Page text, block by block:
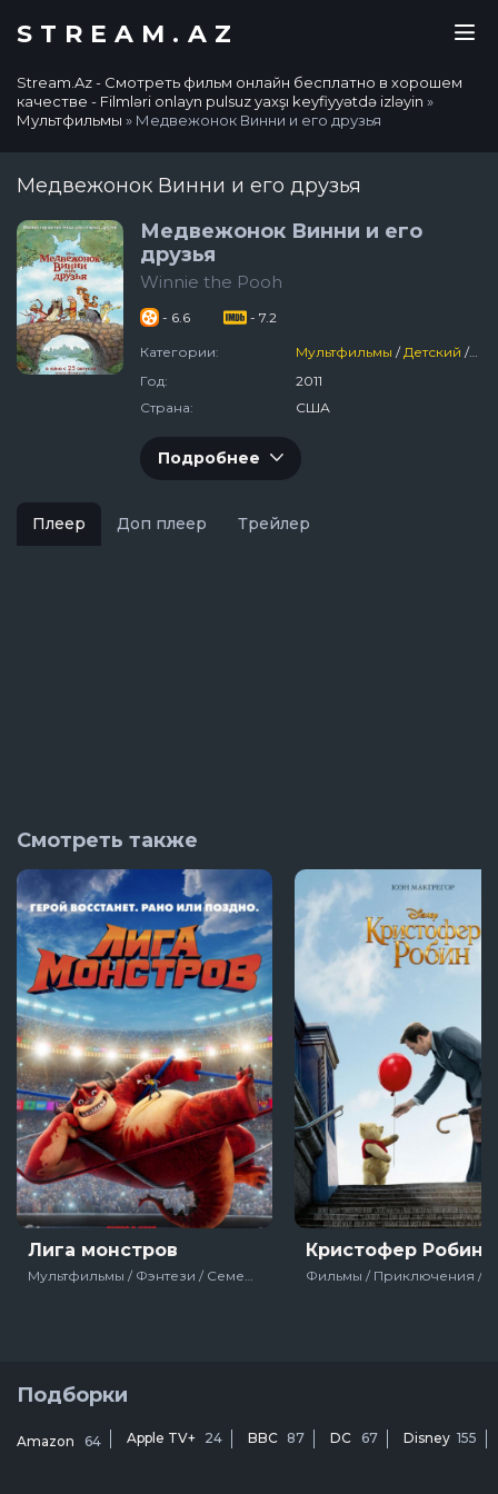
STREAM.AZ
Stream.Az - Смотреть фильм онлайн бесплатно в хорошем
качестве - Filmləri onlayn pulsuz yaxşı keyfiyyətdə izləyin »
Мультфильмы » Медвежонок Винни и его друзья
Медвежонок Винни и его друзья
Медвежонок Винни и его
друзья
Winnie the Pooh
- 6.6 - 7.2
Категории: Мультфильмы /Детский /
Год:
2011
Страна:
США
Подробнее
Плеер Доп плеер Трейлер
Смотреть также
Лига монстров Кристофер Робин
Подборки
Amazon 64 Apple TV+ 24 BBC 87 DC 67 Disney 155